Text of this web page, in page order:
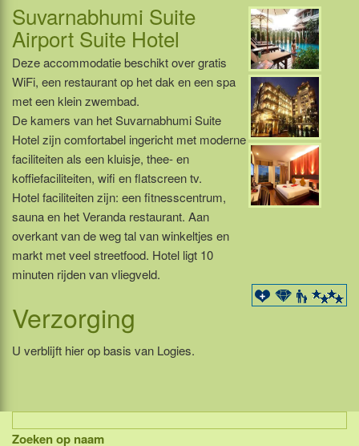
Suvarnabhumi Suite
Airport Suite Hotel
Deze accommodatie beschikt over gratis
WiFi, een restaurant op het dak en een spa
met een klein zwembad.
De kamers van het Suvarnabhumi Suite
Hotel zijn comfortabel ingericht met moderne
faciliteiten als een kluisje, thee- en
koffiefaciliteiten, wifi en flatscreen tv.
Hotel faciliteiten zijn: een fitnesscentrum,
sauna en het Veranda restaurant. Aan
overkant van de weg tal van winkeltjes en
markt met veel streetfood. Hotel ligt 10
minuten rijden van vliegveld.
Verzorging
U verblijft hier op basis van Logies.
Zoeken op naam